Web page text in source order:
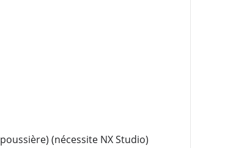
(nécessite NX Studio)